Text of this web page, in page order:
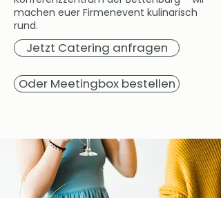
machen euer Firmenevent kulinarisch
rund.
Jetzt Catering anfragen
Oder Meetingbox bestellen